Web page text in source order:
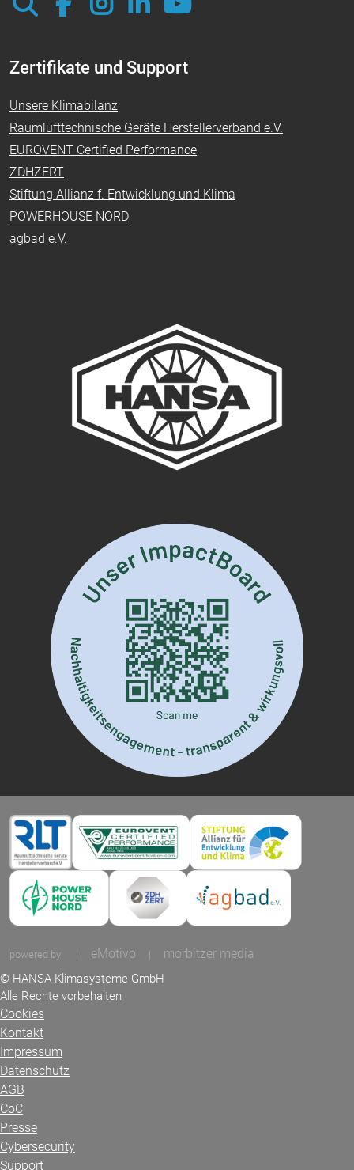
Zertifikate und Support
Unsere Klimabilanz
Raumlufttechnische Geräte Herstellerverband e.V.
EUROVENT Certified Performance
ZDHZERT
Stiftung Allianz f. Entwicklung und Klima
POWERHOUSE NORD
agbad e.V.
powered by | eMotivo | morbitzer media
© HANSA Klimasysteme GmbH
Alle Rechte vorbehalten
Cookies
Kontakt
Impressum
Datenschutz
AGB
CoC
Presse
Cybersecurity
Support